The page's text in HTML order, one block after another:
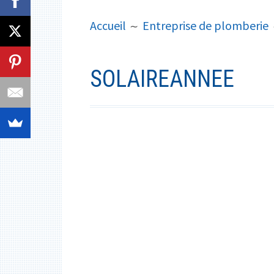
D'ARIANE
Accueil Entreprise de plomberie
SOLAIREANNEE